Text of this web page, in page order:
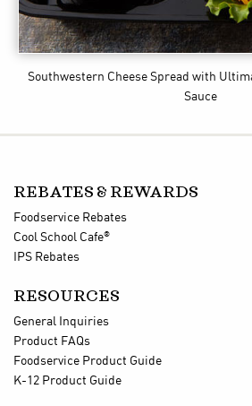
Southwestern Cheese Spread with
Sauce
REBATES & REWARDS
Foodservice Rebates
Cool School Cafe®
IPS Rebates
RESOURCES
General Inquiries
Product FAQs
Foodservice Product Guide
K-12 Product Guide